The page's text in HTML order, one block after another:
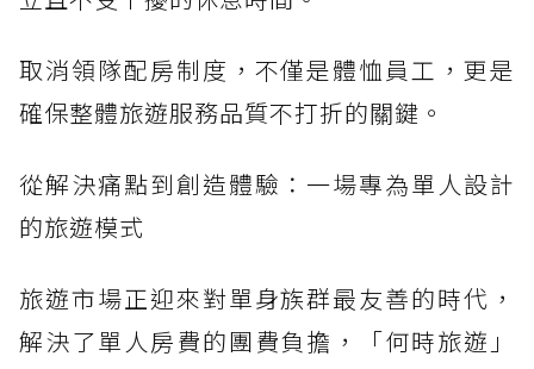
取消領隊配房制度，不僅是體恤員工，更是
確保整體旅遊服務品質不打折的關鍵。
從解決痛點到創造體驗：一場專為單人設計
的旅遊模式
旅遊市場正迎來對單身族群最友善的時代，
解決了單人房費的團費負擔，「何時旅遊」